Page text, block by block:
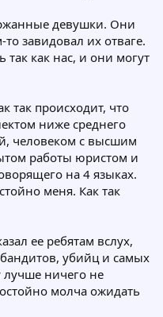
девушки. Они
завидовал их отваге.
как нас, и они могут
так происходит, что
ниже среднего
человеком с высшим
работы юристом и
на 4 языках.
меня. Как так
ее ребятам вслух,
убийц и самых
лучше ничего не
молча ожидать